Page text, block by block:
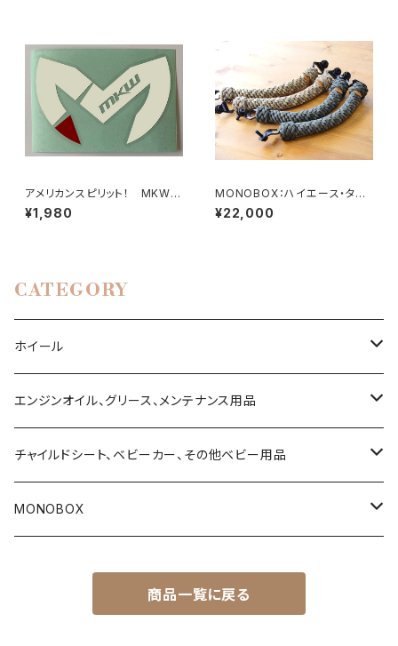
アメリカンスピリット！ MKW N
ewロゴステッカー（白抜き or
黒抜き）
¥1,980
MONOBOX：ハイエース・タウ
ンエース用アシストグリップ2本
SET
¥22,000
CATEGORY
ホイール
ハイエース200系
タウンエース
デリカ D5
ランドクルーザー・プラド150系
エンジンオイル、グリース、メンテナンス用品
4ストローク用エンジンオイル
2ストローク用エンジンオイル
サスペンションフルード
チャイルドシート、ベビーカー、その他ベビー用品
乳児用ベビーシート
トラベルシステム（ベビーシートとベビーカーのセット商品）
MONOBOX
商品一覧に戻る